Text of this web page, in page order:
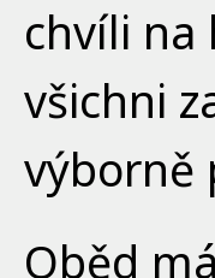
chvíli na
všichni
výborně
Oběd